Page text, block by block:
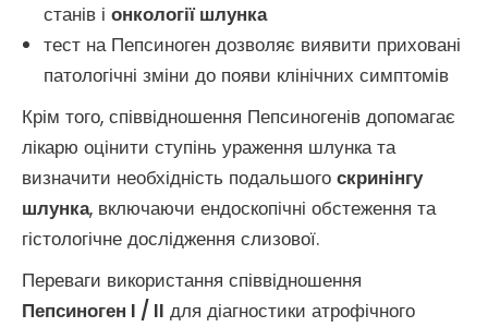
станів і онкології шлунка
тест на Пепсиноген дозволяє виявити приховані
патологічні зміни до появи клінічних симптомів
Крім того, співвідношення Пепсиногенів допомагає
лікарю оцінити ступінь ураження шлунка та
визначити необхідність подальшого скринінгу
шлунка, включаючи ендоскопічні обстеження та
гістологічне дослідження слизової.
Переваги використання співвідношення
Пепсиноген I / II для діагностики атрофічного